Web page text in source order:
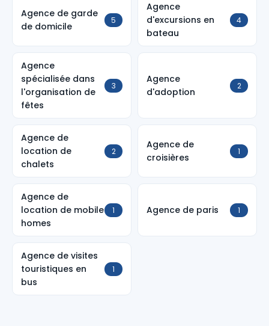
Agence de garde
de domicile
5
Agence
d'excursions en
bateau
4
Agence
spécialisée dans
l'organisation de
fêtes
3
Agence
d'adoption
2
Agence de
location de
chalets
2
Agence de
croisières
1
Agence de
location de mobile
homes
1 Agence de paris 1
Agence de visites
touristiques en
bus
1